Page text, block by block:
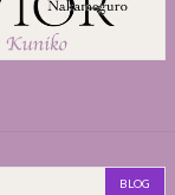
BLOG